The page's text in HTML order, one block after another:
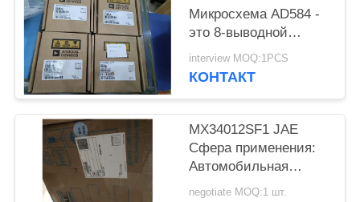
Микросхема AD584 -
это 8-выводной
прецизионный
источник опорного
программирования
выводов.
interview MOQ:1PCS
КОНТАКТ
MX34012SF1 JAE
Сфера применения:
Автомобильная
женская розетка
negotiate MOQ:1 шт.